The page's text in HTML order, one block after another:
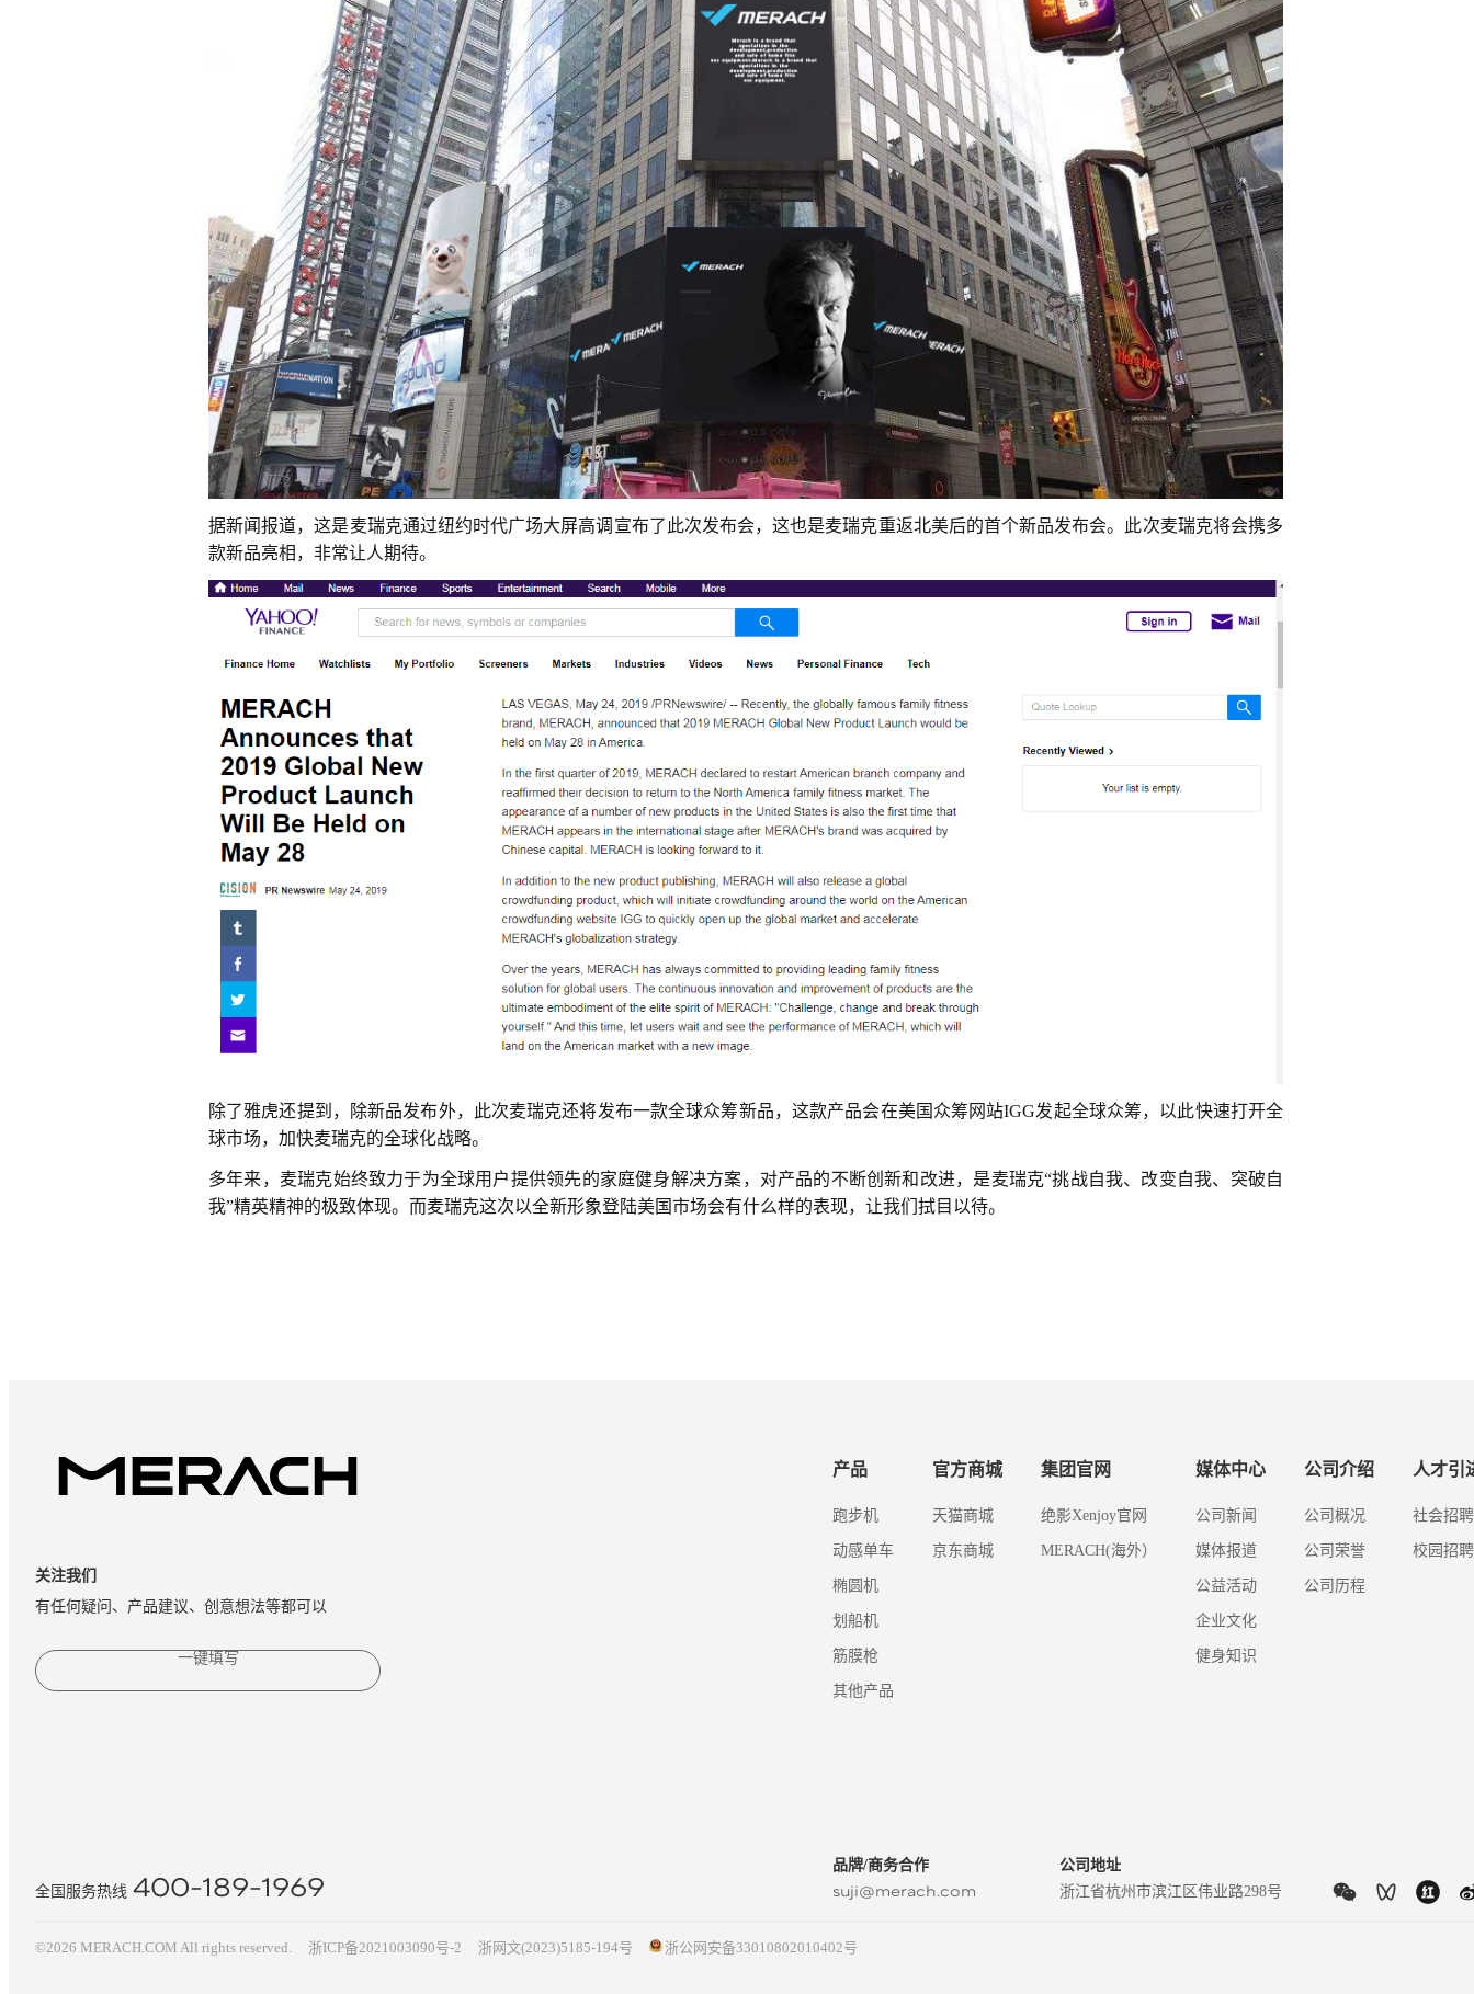
据新闻报道，这是麦瑞克通过纽约时代广场大屏高调宣布了此次发布会，这也是麦瑞克重返北美后的首个新品发布会。此次麦瑞克将会携多
款新品亮相，非常让人期待。
除了雅虎还提到，除新品发布外，此次麦瑞克还将发布一款全球众筹新品，这款产品会在美国众筹网站IGG发起全球众筹，以此快速打开全
球市场，加快麦瑞克的全球化战略。
多年来，麦瑞克始终致力于为全球用户提供领先的家庭健身解决方案，对产品的不断创新和改进，是麦瑞克“挑战自我、改变自我、突破自
我”精英精神的极致体现。而麦瑞克这次以全新形象登陆美国市场会有什么样的表现，让我们拭目以待。
关注我们
有任何疑问、产品建议、创意想法等都可以
一键填写
全国服务热线 400-189-1969
产品
跑步机
动感单车
椭圆机
划船机
筋膜枪
其他产品
官方商城
天猫商城
京东商城
集团官网
绝影Xenjoy官网
MERACH(海外）
媒体中心
公司新闻
媒体报道
公益活动
企业文化
健身知识
公司介绍
公司概况
公司荣誉
公司历程
人才引
社会招聘
校园招聘
品牌/商务合作
suji@merach.com
公司地址
浙江省杭州市滨江区伟业路298号
©2026 MERACH.COM All rights reserved. 浙ICP备2021003090号-2 浙网文(2023)5185-194号 浙公网安备33010802010402号